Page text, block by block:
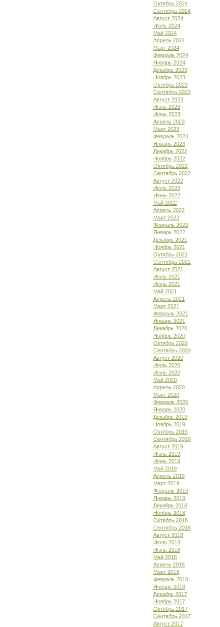
Октябрь 2024
Сентябрь 2024
Август 2024
Июль 2024
Май 2024
Апрель 2024
Март 2024
Февраль 2024
Январь 2024
Декабрь 2023
Ноябрь 2023
Октябрь 2023
Сентябрь 2023
Август 2023
Июль 2023
Июнь 2023
Апрель 2023
Март 2023
Февраль 2023
Январь 2023
Декабрь 2022
Ноябрь 2022
Октябрь 2022
Сентябрь 2022
Август 2022
Июль 2022
Июнь 2022
Май 2022
Апрель 2022
Март 2022
Февраль 2022
Январь 2022
Декабрь 2021
Ноябрь 2021
Октябрь 2021
Сентябрь 2021
Август 2021
Июль 2021
Июнь 2021
Май 2021
Апрель 2021
Март 2021
Февраль 2021
Январь 2021
Декабрь 2020
Ноябрь 2020
Октябрь 2020
Сентябрь 2020
Август 2020
Июль 2020
Июнь 2020
Май 2020
Апрель 2020
Март 2020
Февраль 2020
Январь 2020
Декабрь 2019
Ноябрь 2019
Октябрь 2019
Сентябрь 2019
Август 2019
Июль 2019
Июнь 2019
Май 2019
Апрель 2019
Март 2019
Февраль 2019
Январь 2019
Декабрь 2018
Ноябрь 2018
Октябрь 2018
Сентябрь 2018
Август 2018
Июль 2018
Июнь 2018
Май 2018
Апрель 2018
Март 2018
Февраль 2018
Январь 2018
Декабрь 2017
Ноябрь 2017
Октябрь 2017
Сентябрь 2017
Август 2017